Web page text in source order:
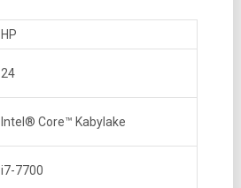
HP
24
Intel® Core™ Kabylake
i7-7700